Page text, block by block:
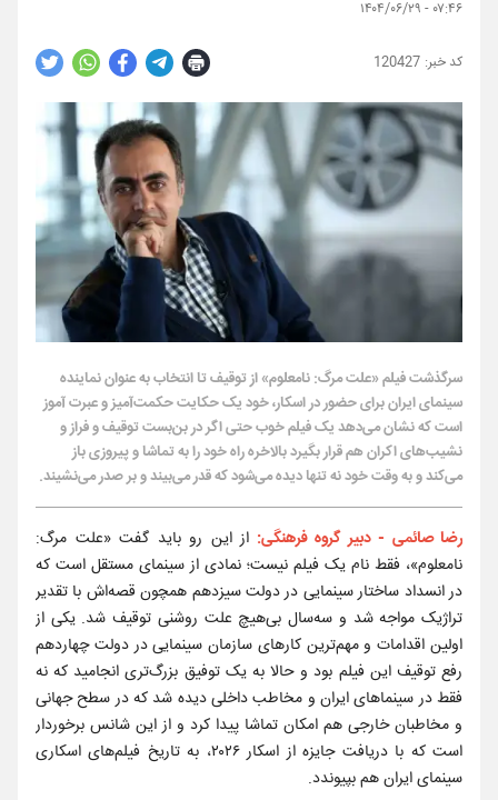
۰۷:۴۶ - ۱۴۰۴/۰۶/۲۹
120427
سرگذشت فیلم «علت مرگ: نامعلوم» از توقیف تا انتخاب به عنوان نماینده
سینمای ایران برای حضور در اسکار، خود یک حکایت حکمت‌آمیز و عبرت آموز
است که نشان می‌دهد یک فیلم خوب حتی اگر در بن‌بست توقیف و فراز و
نشیب‌های اکران هم قرار بگیرد بالاخره راه خود را به تماشا و پیروزی باز
می‌کند و به وقت خود نه تنها دیده می‌شود که قدر می‌بیند و بر صدر می‌نشیند.
رضا صائمی - دبیر گروه فرهنگی: از این رو باید گفت «علت مرگ:
نامعلوم»، فقط نام یک فیلم نیست؛ نمادی از سینمای مستقل است که
در انسداد ساختار سینمایی در دولت سیزدهم همچون قصه‌اش با تقدیر
تراژیک مواجه شد و سه‌سال بی‌هیچ علت روشنی توقیف شد. یکی از
اولین اقدامات و مهم‌ترین کارهای سازمان سینمایی در دولت چهاردهم
رفع توقیف این فیلم بود و حالا به یک توفیق بزرگ‌تری انجامید که نه
فقط در سینماهای ایران و مخاطب داخلی دیده شد که در سطح جهانی
و مخاطبان خارجی هم امکان تماشا پیدا کرد و از این شانس برخوردار
است که با دریافت جایزه از اسکار ۲۰۲۶، به تاریخ فیلم‌های اسکاری
سینمای ایران هم بپیوندد.